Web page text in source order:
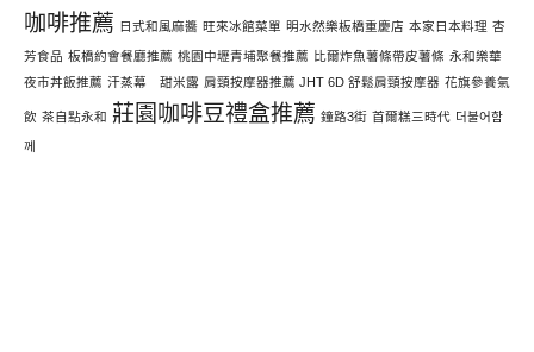
咖啡推薦 日式和風麻醬 旺來冰館菜單 明水然樂板橋重慶店 本家日本料理 杏
芳食品 板橋約會餐廳推薦 桃園中壢青埔聚餐推薦 比爾炸魚薯條帶皮薯條 永和樂華
夜市丼飯推薦 汗蒸幕 甜米露 肩頸按摩器推薦 JHT 6D 舒鬆肩頸按摩器 花旗參養氣
飲 茶自點永和 莊園咖啡豆禮盒推薦 鐘路3街 首爾糕三時代 더불어함
께